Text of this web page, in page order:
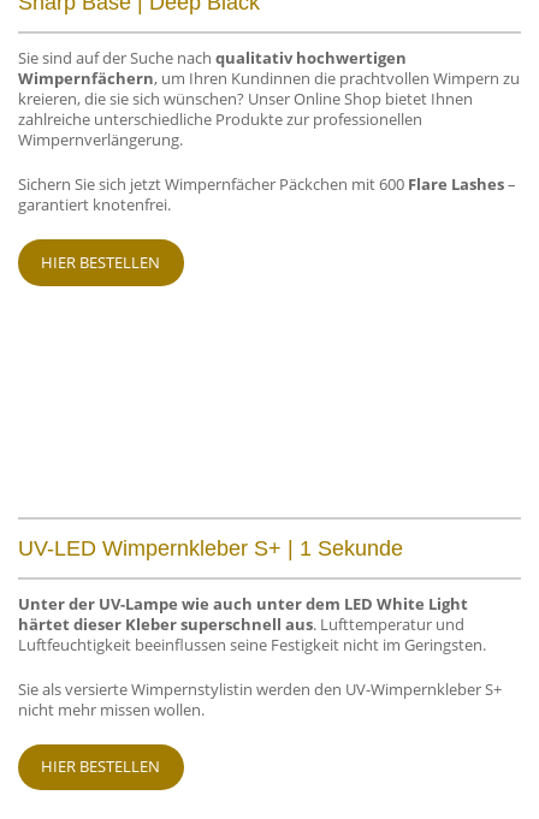
Sie sind auf der Suche nach qualitativ hochwertigen
Wimpernfächern, um Ihren Kundinnen die prachtvollen Wimpern zu
kreieren, die sie sich wünschen? Unser Online Shop bietet Ihnen
zahlreiche unterschiedliche Produkte zur professionellen
Wimpernverlängerung.
Sichern Sie sich jetzt Wimpernfächer Päckchen mit 600 Flare Lashes–
garantiert knotenfrei.
HIER BESTELLEN
UV-LED Wimpernkleber S+ | 1 Sekunde
Unter der UV-Lampe wie auch unter dem LED White Light
härtet dieser Kleber superschnell aus. Lufttemperatur und
Luftfeuchtigkeit beeinflussen seine Festigkeit nicht im Geringsten.
Sie als versierte Wimpernstylistin werden den UV-Wimpernkleber S+
nicht mehr missen wollen.
HIER BESTELLEN